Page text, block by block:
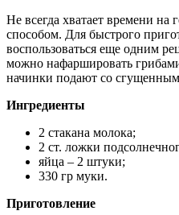
Не всегда хватает времени
способом. Для быстрого
воспользоваться еще одним
можно нафаршировать
начинки подают со
Ингредиенты
2 стакана молока;
2 ст. ложки
яйца – 2 штуки;
330 гр муки.
Приготовление